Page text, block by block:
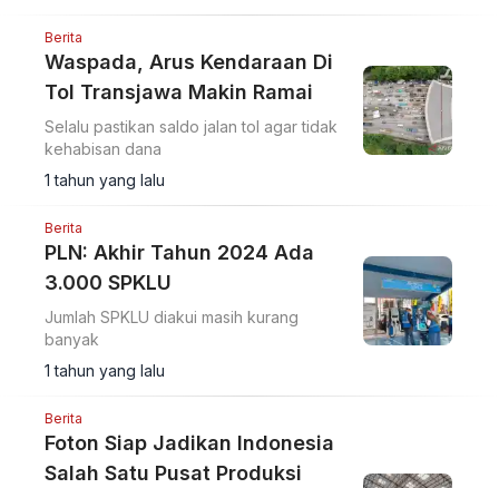
Berita
Waspada, Arus Kendaraan Di
Tol Transjawa Makin Ramai
Selalu pastikan saldo jalan tol agar tidak
kehabisan dana
1 tahun yang lalu
Berita
PLN: Akhir Tahun 2024 Ada
3.000 SPKLU
Jumlah SPKLU diakui masih kurang
banyak
1 tahun yang lalu
Berita
Foton Siap Jadikan Indonesia
Salah Satu Pusat Produksi